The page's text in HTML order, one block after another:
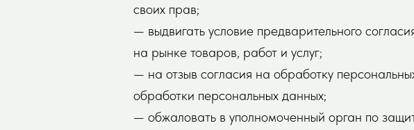
своих прав;
— выдвигать условие предварительного
на рынке товаров, работ и услуг;
— на отзыв согласия на обработку
обработки персональных данных;
— обжаловать в уполномоченный орган по